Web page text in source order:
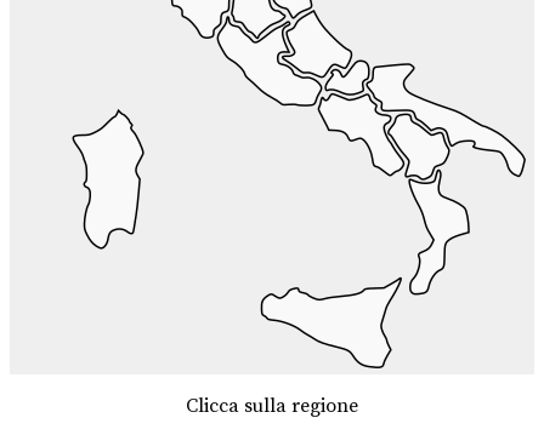
Clicca sulla regione